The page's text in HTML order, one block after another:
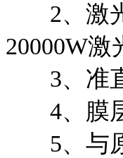
2、激光
20000W激
3、准直
4、膜层
5、与原